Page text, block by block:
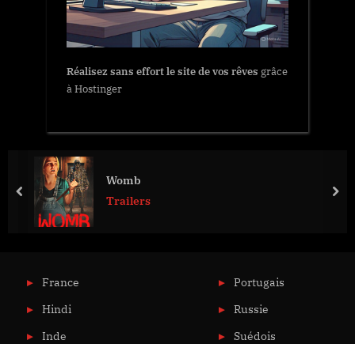
Réalisez sans effort le site de vos rêves grâce
à Hostinger
Womb
Trailers
prev
France
Hindi
Inde
Portugais
Russie
Suédois